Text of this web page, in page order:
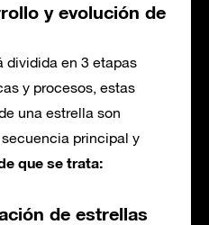
y evolución de
dividida en 3 etapas
y procesos, estas
una estrella son
principal y
que se trata:
de estrellas